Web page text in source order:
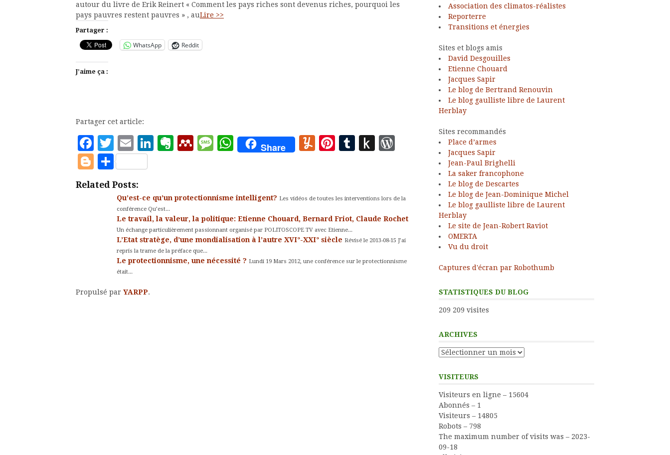
autour du livre de Erik Reinert « Comment les pays riches sont devenus riches, pourquoi les
pays pauvres restent pauvres » , auLire >>
Partager :
WhatsApp Reddit
J’aime ça :
Partager cet article:
Facebook
Twitter
EmailLinkedIn
Evernote
Mendeley
Message
WhatsApp
Share Yummly
Pinterest
Tumblr
PushWordPress
Blogger
Partager
Related Posts:
Qu’est-ce qu’un protectionnisme intelligent? Les vidéos de toutes les interventions lors de la
conférence Qu’est...
Le travail, la valeur, la politique: Etienne Chouard, Bernard Friot, Claude Rochet
Un échange particulièrement passionnant organisé par POLITOSCOPE TV avec Etienne...
L’Etat stratège, d’une mondialisation à l’autre XVI°-XXI° siècle Révisé le 2013-08-15 J’ai
repris la trame de la préface que...
Le protectionnisme, une nécessité ? Lundi 19 Mars 2012, une conférence sur le protectionnisme
était...
Propulsé par YARPP.
Association des climatos-réalistes
Reporterre
Transitions et énergies
Sites et blogs amis
David Desgouilles
Etienne Chouard
Jacques Sapir
Le blog de Bertrand Renouvin
Le blog gaulliste libre de Laurent
Herblay
Sites recommandés
Place d’armes
Jacques Sapir
Jean-Paul Brighelli
La saker francophone
Le blog de Descartes
Le blog de Jean-Dominique Michel
Le blog gaulliste libre de Laurent
Herblay
Le site de Jean-Robert Raviot
OMERTA
Vu du droit
Captures d'écran par Robothumb
STATISTIQUES DU BLOG
209 209 visites
ARCHIVES
Archives
VISITEURS
Visiteurs en ligne – 15604
Abonnés – 1
Visiteurs – 14805
Robots – 798
The maximum number of visits was – 2023-
09-18